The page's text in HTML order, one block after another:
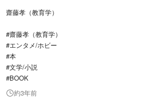
齋藤孝（教育学）
#齋藤孝（教育学）
#エンタメ/ホビー
#本
#文学/小説
#BOOK
約3年前